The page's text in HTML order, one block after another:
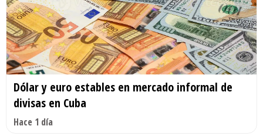
Dólar y euro estables en mercado informal de
divisas en Cuba
Hace 1 día